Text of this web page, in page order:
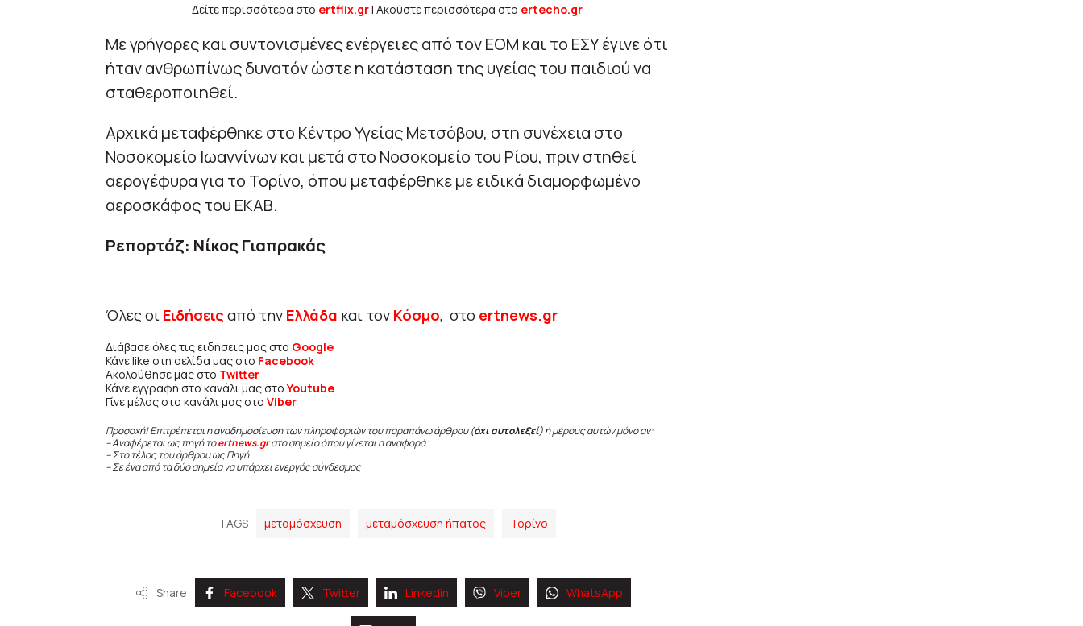
Δείτε περισσότερα στο ertflix.gr| Ακούστε περισσότερα στο ertecho.gr
Με γρήγορες και συντονισμένες ενέργειες από τον ΕΟΜ και το ΕΣΥ έγινε ότι
ήταν ανθρωπίνως δυνατόν ώστε η κατάσταση της υγείας του παιδιού να
σταθεροποιηθεί.
Αρχικά μεταφέρθηκε στο Κέντρο Υγείας Μετσόβου, στη συνέχεια στο
Νοσοκομείο Ιωαννίνων και μετά στο Νοσοκομείο του Ρίου, πριν στηθεί
αερογέφυρα για το Τορίνο, όπου μεταφέρθηκε με ειδικά διαμορφωμένο
αεροσκάφος του ΕΚΑΒ.
Ρεπορτάζ: Νίκος Γιαπρακάς
Όλες οι Ειδήσεις από την Ελλάδα και τον Κόσμο, στο ertnews.gr
Διάβασε όλες τις ειδήσεις μας στο Google
Κάνε like στη σελίδα μας στο Facebook
Ακολούθησε μας στο Twitter
Κάνε εγγραφή στο κανάλι μας στοYoutube
Γίνε μέλος στο κανάλι μας στο Viber
Προσοχή! Επιτρέπεται η αναδημοσίευση των πληροφοριών του παραπάνω άρθρου (όχι αυτολεξεί) ή μέρους αυτών μόνο αν:
– Αναφέρεται ως πηγή τοertnews.gr στο σημείο όπου γίνεται η αναφορά.
– Στο τέλος του άρθρου ως Πηγή
– Σε ένα από τα δύο σημεία να υπάρχει ενεργός σύνδεσμος
TAGS μεταμόσχευση μεταμόσχευση ήπατος Τορίνο
Share Facebook Twitter Linkedin Viber WhatsApp